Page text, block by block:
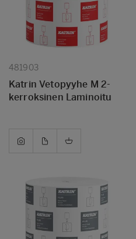
481903
Katrin Vetopyyhe M 2-
kerroksinen Laminoitu